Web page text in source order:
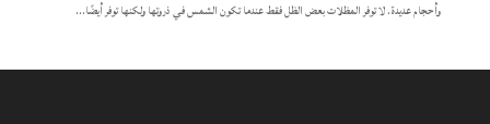
وأحجام عديدة. لا توفر المظلات بعض الظل فقط عندما تكون الشمس في ذروتها ولكنها توفر أيضًا...